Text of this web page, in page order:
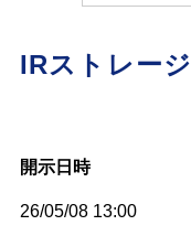
IRストレージ
開示日時
26/05/08 13:00